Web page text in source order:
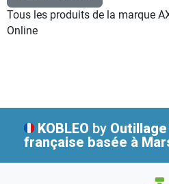
Tous les produits de la marque
Online
KOBLEO by
française basée à